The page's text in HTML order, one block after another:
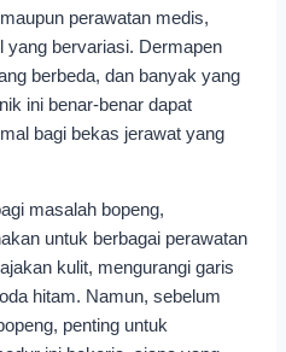
perawatan medis,
yang bervariasi. Dermapen
berbeda, dan banyak yang
ini benar-benar dapat
bagi bekas jerawat yang
masalah bopeng,
untuk berbagai perawatan
kulit, mengurangi garis
hitam. Namun, sebelum
penting untuk